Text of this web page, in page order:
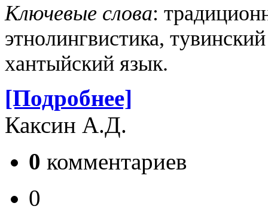
Ключевые слова:
этнолингвистика,
хантыйский язык.
[Подробнее]
Каксин А.Д.
0 комментариев
0